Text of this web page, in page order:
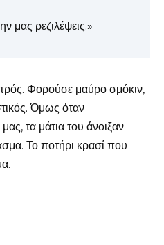
μας ρεζιλέψεις.»
Φορούσε μαύρο σμόκιν,
Όμως όταν
τα μάτια του άνοιξαν
Το ποτήρι κρασί που